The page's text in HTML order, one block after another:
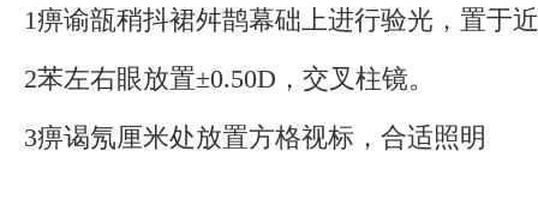
1痹谕瓿稍抖裙舛鹊幕础上进行验光，置于
2苯左右眼放置±0.50D，交叉柱镜。
3痹谒氖厘米处放置方格视标，合适照明